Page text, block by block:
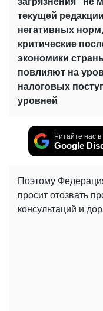
текущей
негативных
критические
экономики
повлияют на
налоговых
уровней
Читайте нас в
Google
Поэтому
просит отозвать
консультаций и